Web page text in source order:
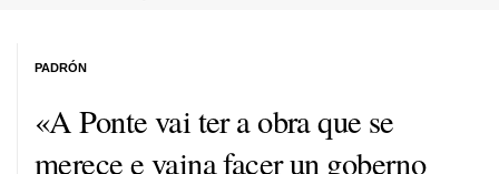
«A Ponte vai ter a obra que se
merece e vaina facer un goberno
PADRÓN